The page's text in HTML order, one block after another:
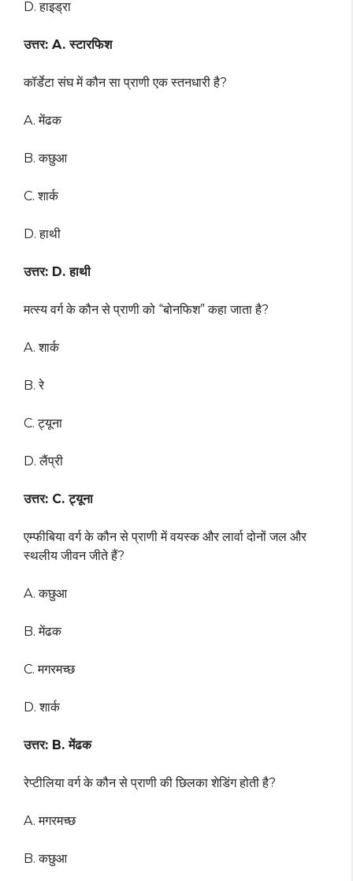
D. हाइड्रा
उत्तर: A. स्टारफिश
कॉर्डेटा संघ में कौन सा प्राणी एक स्तनधारी है?
A. मेंढक
B. कछुआ
C. शार्क
D. हाथी
उत्तर: D. हाथी
मत्स्य वर्ग के कौन से प्राणी को “बोनफिश” कहा जाता है?
A. शार्क
B. रे
C. ट्यूना
D. लैंप्री
उत्तर: C. ट्यूना
एम्फीबिया वर्ग के कौन से प्राणी में वयस्क और लार्वा दोनों जल और
स्थलीय जीवन जीते हैं?
A. कछुआ
B. मेंढक
C. मगरमच्छ
D. शार्क
उत्तर: B. मेंढक
रेप्टीलिया वर्ग के कौन से प्राणी की छिलका शेडिंग होती है?
A. मगरमच्छ
B. कछुआ